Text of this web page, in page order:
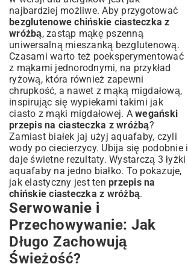
najbardziej możliwe. Aby przygotować
bezglutenowe chińskie ciasteczka z
wróżbą, zastąp mąkę pszenną
uniwersalną mieszanką bezglutenową.
Czasami warto też poeksperymentować
z mąkami jednorodnymi, na przykład
ryżową, która również zapewni
chrupkość, a nawet z mąką migdałową,
inspirując się wypiekami takimi jak
ciasto z mąki migdałowej. A wegański
przepis na ciasteczka z wróżbą?
Zamiast białek jaj użyj aquafaby, czyli
wody po ciecierzycy. Ubija się podobnie i
daje świetne rezultaty. Wystarczą 3 łyżki
aquafaby na jedno białko. To pokazuje,
jak elastyczny jest ten przepis na
chińskie ciasteczka z wróżbą.
Serwowanie i
Przechowywanie: Jak
Długo Zachowują
Świeżość?